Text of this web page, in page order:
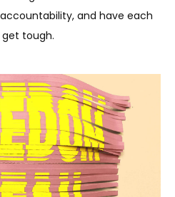
and have each
get tough.